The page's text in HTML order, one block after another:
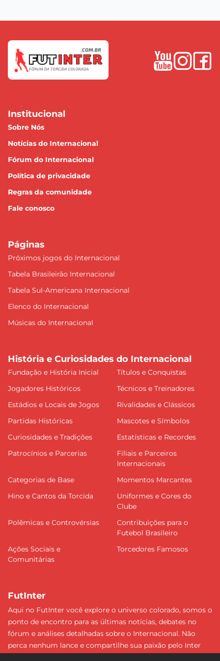
Institucional
Sobre Nós
Notícias do Internacional
Fórum do Internacional
Política de privacidade
Regras da comunidade
Fale conosco
Páginas
Próximos jogos do Internacional
Tabela Brasileirão Internacional
Tabela Sul-Americana Internacional
Elenco do Internacional
Músicas do Internacional
História e Curiosidades do Internacional
Fundação e História Inicial
Títulos e Conquistas
Jogadores Históricos
Técnicos e Treinadores
Estádios e Locais de Jogos
Rivalidades e Clássicos
Partidas Históricas
Mascotes e Símbolos
Curiosidades e Tradições
Estatísticas e Recordes
Patrocínios e Parcerias
Filiais e Parceiros
Internacionais
Categorias de Base
Momentos Marcantes
Hino e Cantos da Torcida
Uniformes e Cores do
Clube
Polêmicas e Controvérsias
Contribuições para o
Futebol Brasileiro
Ações Sociais e
Comunitárias
Torcedores Famosos
FutInter
Aqui no FutInter você explore o universo colorado, somos o
ponto de encontro para as últimas notícias, debates no
fórum e análises detalhadas sobre o Internacional. Não
perca nenhum lance e compartilhe sua paixão pelo Inter